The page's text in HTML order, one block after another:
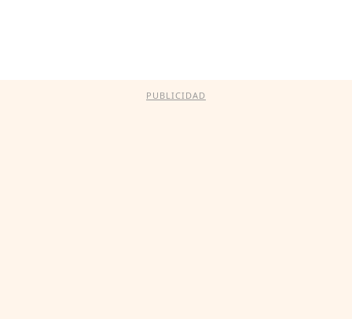
PUBLICIDAD